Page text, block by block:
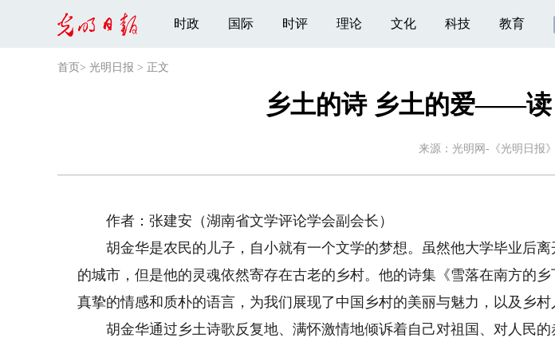
时政 国际 时评 理论 文化 科技 教育
首页 > 光明日报 > 正文
乡土的诗 乡土的爱——读
来源： 光明网-《光明日报》
作者：张建安（湖南省文学评论学会副会长）
胡金华是农民的儿子，自小就有一个文学的梦想。虽然他大学毕业后离
的城市，但是他的灵魂依然寄存在古老的乡村。他的诗集《雪落在南方的乡
真挚的情感和质朴的语言，为我们展现了中国乡村的美丽与魅力，以及乡村
胡金华通过乡土诗歌反复地、满怀激情地倾诉着自己对祖国、对人民的